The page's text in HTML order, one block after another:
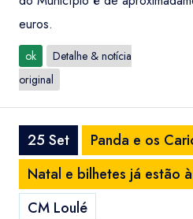
euros.
ok
Detalhe & notícia
original
25 Set
Panda e os
Natal e bilhetes já estão
CM Loulé